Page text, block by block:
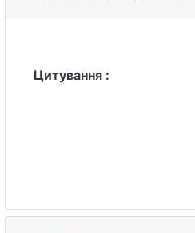
Цитування :